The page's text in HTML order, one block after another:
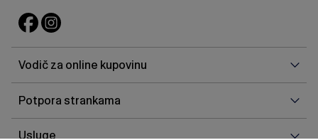
Vodič za online kupovinu
Potpora strankama
Usluge